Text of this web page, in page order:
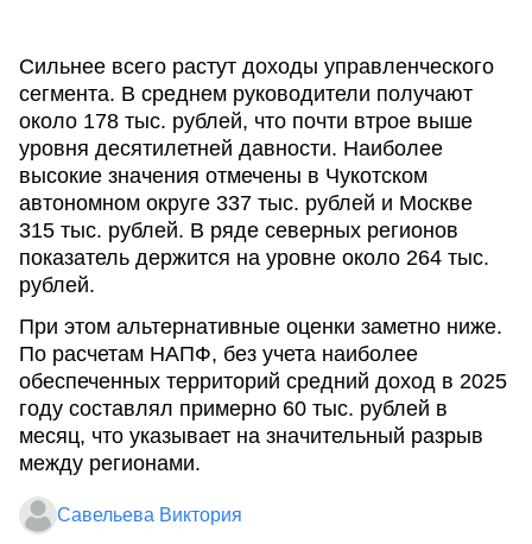
Сильнее всего растут доходы управленческого
сегмента. В среднем руководители получают
около 178 тыс. рублей, что почти втрое выше
уровня десятилетней давности. Наиболее
высокие значения отмечены в Чукотском
автономном округе 337 тыс. рублей и Москве
315 тыс. рублей. В ряде северных регионов
показатель держится на уровне около 264 тыс.
рублей.
При этом альтернативные оценки заметно ниже.
По расчетам НАПФ, без учета наиболее
обеспеченных территорий средний доход в 2025
году составлял примерно 60 тыс. рублей в
месяц, что указывает на значительный разрыв
между регионами.
Савельева Виктория